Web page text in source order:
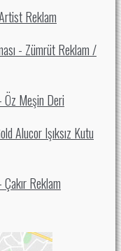
Reklam
- Zümrüt Reklam /
Meşin Deri
Alucor Işıksız Kutu
Reklam